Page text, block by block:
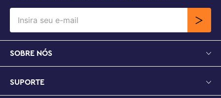
SOBRE NÓS
SUPORTE